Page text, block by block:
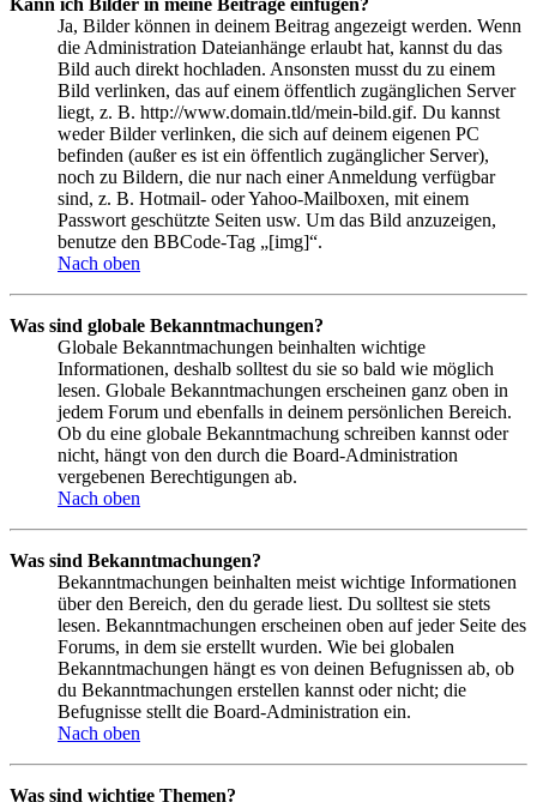
Ja, Bilder können in deinem Beitrag angezeigt werden. Wenn
die Administration Dateianhänge erlaubt hat, kannst du das
Bild auch direkt hochladen. Ansonsten musst du zu einem
Bild verlinken, das auf einem öffentlich zugänglichen Server
liegt, z. B. http://www.domain.tld/mein-bild.gif. Du kannst
weder Bilder verlinken, die sich auf deinem eigenen PC
befinden (außer es ist ein öffentlich zugänglicher Server),
noch zu Bildern, die nur nach einer Anmeldung verfügbar
sind, z. B. Hotmail- oder Yahoo-Mailboxen, mit einem
Passwort geschützte Seiten usw. Um das Bild anzuzeigen,
benutze den BBCode-Tag „[img]“.
Nach oben
Was sind globale Bekanntmachungen?
Globale Bekanntmachungen beinhalten wichtige
Informationen, deshalb solltest du sie so bald wie möglich
lesen. Globale Bekanntmachungen erscheinen ganz oben in
jedem Forum und ebenfalls in deinem persönlichen Bereich.
Ob du eine globale Bekanntmachung schreiben kannst oder
nicht, hängt von den durch die Board-Administration
vergebenen Berechtigungen ab.
Nach oben
Was sind Bekanntmachungen?
Bekanntmachungen beinhalten meist wichtige Informationen
über den Bereich, den du gerade liest. Du solltest sie stets
lesen. Bekanntmachungen erscheinen oben auf jeder Seite des
Forums, in dem sie erstellt wurden. Wie bei globalen
Bekanntmachungen hängt es von deinen Befugnissen ab, ob
du Bekanntmachungen erstellen kannst oder nicht; die
Befugnisse stellt die Board-Administration ein.
Nach oben
Was sind wichtige Themen?